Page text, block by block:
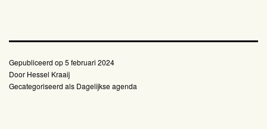
Gepubliceerd op5 februari 2024
Door Hessel Kraaij
Gecategoriseerd als Dagelijkse agenda